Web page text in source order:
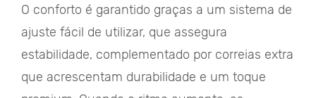
O conforto é garantido graças a um sistema de
ajuste fácil de utilizar, que assegura
estabilidade, complementado por correias extra
que acrescentam durabilidade e um toque